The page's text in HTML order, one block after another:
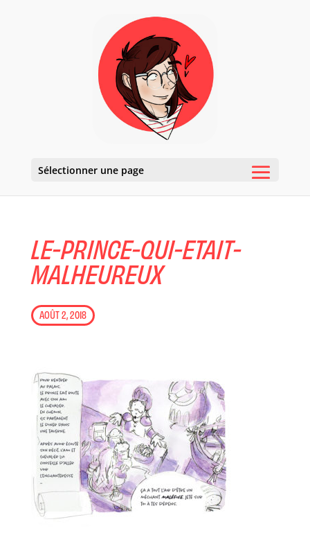
Sélectionner une page
LE-PRINCE-QUI-ETAIT-
MALHEUREUX
AOÛT 2, 2018